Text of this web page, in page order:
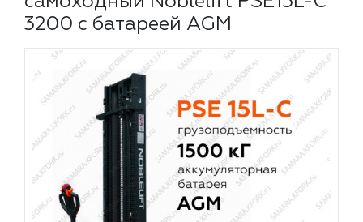
3200 с батареей AGM